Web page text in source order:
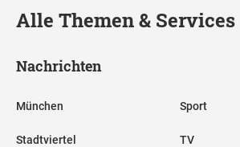
Alle Themen & Services
Nachrichten
München
Stadtviertel
Sport
TV